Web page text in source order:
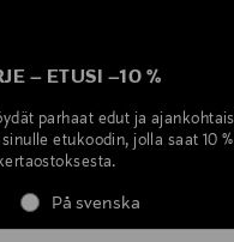
– ETUSI –10 %
parhaat edut ja
etukoodin, jolla saat 10
På svenska